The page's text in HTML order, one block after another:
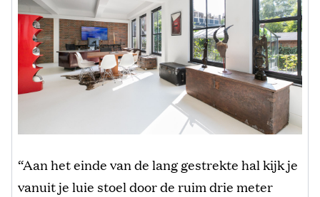
“Aan het einde van de lang gestrekte hal kijk je
vanuit je luie stoel door de ruim drie meter